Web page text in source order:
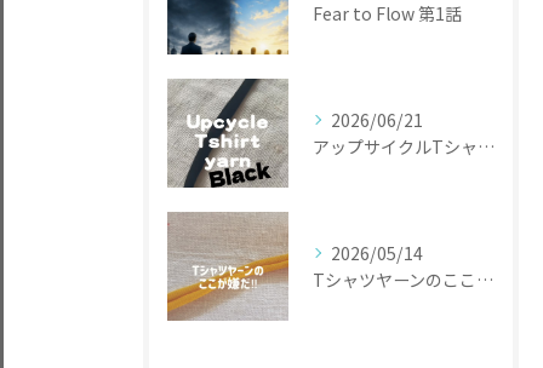
Fear to Flow 第1話
2026/06/21
アップサイクルTシャツヤーン
2026/05/14
Tシャツヤーンのここが嫌だ